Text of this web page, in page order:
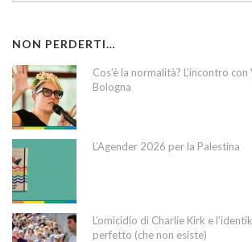
NON PERDERTI…
Cos’è la normalità? L’incontro
Bologna
L’Agender 2026 per la Palestina
L’omicidio di Charlie Kirk e
perfetto (che non esiste)